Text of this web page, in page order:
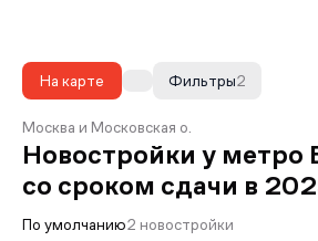
На карте 2
Фильтры
Москва и Московская о.
Новостройки у метро
со сроком сдачи в
По умолчанию2 новостройки